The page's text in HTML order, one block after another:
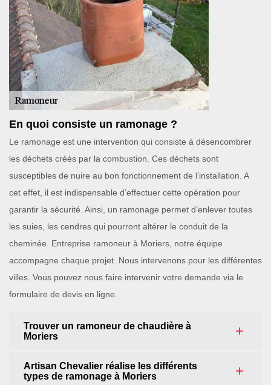
En quoi consiste un ramonage ?
Le ramonage est une intervention qui consiste à désencombrer
les déchets créés par la combustion. Ces déchets sont
susceptibles de nuire au bon fonctionnement de l’installation. A
cet effet, il est indispensable d’effectuer cette opération pour
garantir la sécurité. Ainsi, un ramonage permet d’enlever toutes
les suies, les cendres qui pourront altérer le conduit de la
cheminée. Entreprise ramoneur à Moriers, notre équipe
accompagne chaque projet. Nous intervenons pour les différentes
villes. Vous pouvez nous faire intervenir votre demande via le
formulaire de devis en ligne.
Trouver un ramoneur de chaudière à
Moriers
Artisan Chevalier réalise les différents
types de ramonage à Moriers